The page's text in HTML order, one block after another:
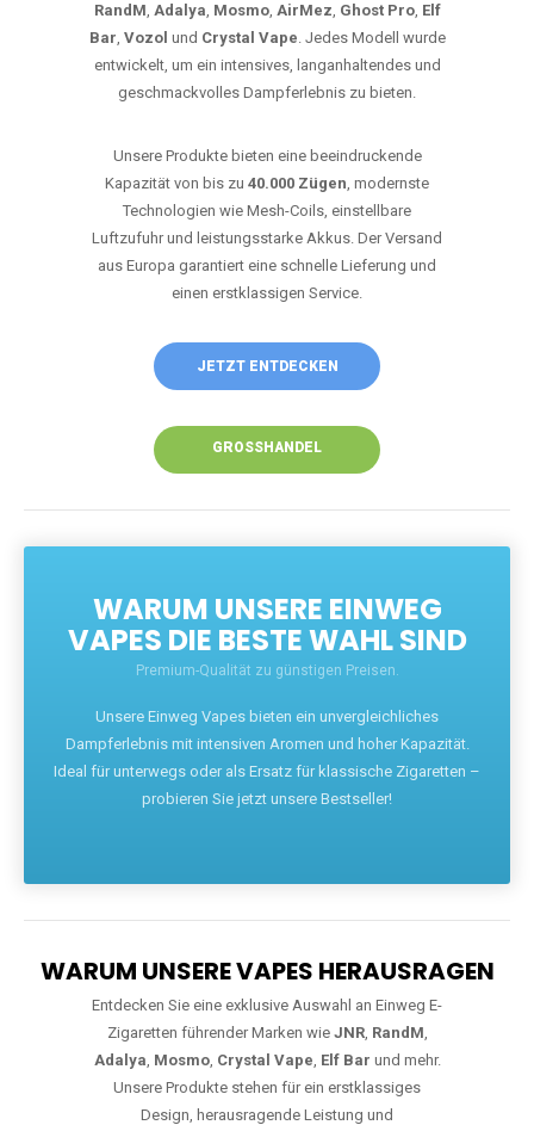
RandM, Adalya, Mosmo, AirMez, Ghost Pro, Elf
Bar, Vozol und Crystal Vape. Jedes Modell wurde
entwickelt, um ein intensives, langanhaltendes und
geschmackvolles Dampferlebnis zu bieten.
Unsere Produkte bieten eine beeindruckende
Kapazität von bis zu 40.000 Zügen, modernste
Technologien wie Mesh-Coils, einstellbare
Luftzufuhr und leistungsstarke Akkus. Der Versand
aus Europa garantiert eine schnelle Lieferung und
einen erstklassigen Service.
JETZT ENTDECKEN
GROSSHANDEL
WARUM UNSERE EINWEG
VAPES DIE BESTE WAHL SIND
Premium-Qualität zu günstigen Preisen.
Unsere Einweg Vapes bieten ein unvergleichliches
Dampferlebnis mit intensiven Aromen und hoher Kapazität.
Ideal für unterwegs oder als Ersatz für klassische Zigaretten –
probieren Sie jetzt unsere Bestseller!
WARUM UNSERE VAPES HERAUSRAGEN
Entdecken Sie eine exklusive Auswahl an Einweg E-
Zigaretten führender Marken wie JNR, RandM,
Adalya, Mosmo, Crystal Vape, Elf Bar und mehr.
Unsere Produkte stehen für ein erstklassiges
Design, herausragende Leistung und